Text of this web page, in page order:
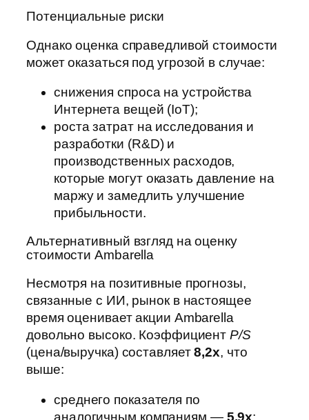
Потенциальные риски
Однако оценка справедливой стоимости
может оказаться под угрозой в случае:
снижения спроса на устройства
Интернета вещей (IoT);
роста затрат на исследования и
разработки (R&D) и
производственных расходов,
которые могут оказать давление на
маржу и замедлить улучшение
прибыльности.
Альтернативный взгляд на оценку
стоимости Ambarella
Несмотря на позитивные прогнозы,
связанные с ИИ, рынок в настоящее
время оценивает акции Ambarella
довольно высоко. КоэффициентP/S
(цена/выручка) составляет8,2x, что
выше:
среднего показателя по
аналогичным компаниям — 5,9x;